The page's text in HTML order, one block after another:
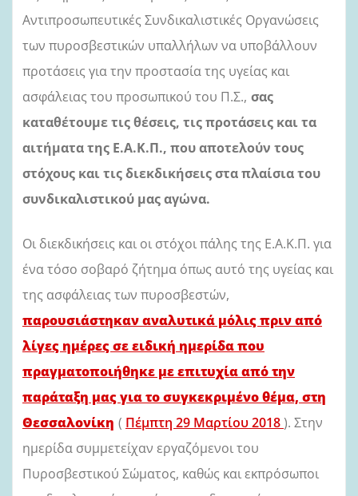
Αντιπροσωπευτικές Συνδικαλιστικές Οργανώσεις
των πυροσβεστικών υπαλλήλων να υποβάλλουν
προτάσεις για την προστασία της υγείας και
ασφάλειας του προσωπικού του Π.Σ., σας
καταθέτουμε τις θέσεις, τις προτάσεις και τα
αιτήματα της Ε.Α.Κ.Π., που αποτελούν τους
στόχους και τις διεκδικήσεις στα πλαίσια του
συνδικαλιστικού μας αγώνα.
Οι διεκδικήσεις και οι στόχοι πάλης της Ε.Α.Κ.Π. για
ένα τόσο σοβαρό ζήτημα όπως αυτό της υγείας και
της ασφάλειας των πυροσβεστών,
παρουσιάστηκαν αναλυτικά μόλις πριν από
λίγες ημέρες σε ειδική ημερίδα που
πραγματοποιήθηκε με επιτυχία από την
παράταξη μας για το συγκεκριμένο θέμα, στη
Θεσσαλονίκη ( Πέμπτη 29 Μαρτίου 2018). Στην
ημερίδα συμμετείχαν εργαζόμενοι του
Πυροσβεστικού Σώματος, καθώς και εκπρόσωποι